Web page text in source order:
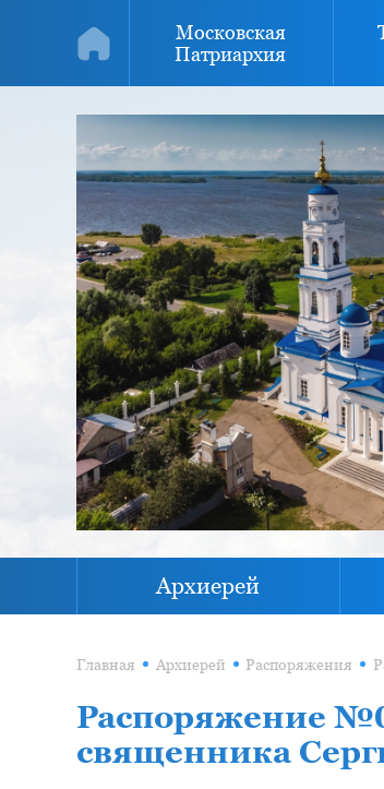
Московская
Патриархия
Архиерей
Главная Архиерей Распоряжения
Распоряжение
священника